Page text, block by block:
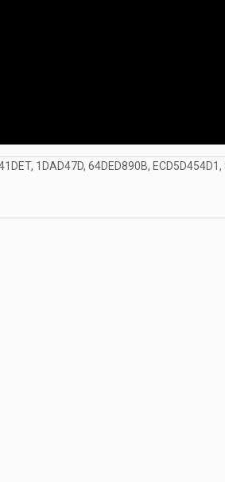
1DAD47D, 64DED890B, ECD5D454D1,